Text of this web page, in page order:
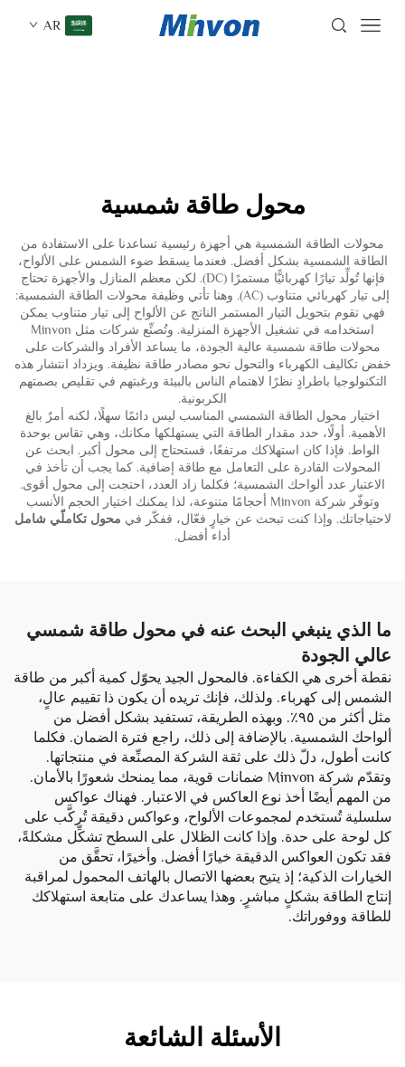
AR
محول طاقة شمسية
محولات الطاقة الشمسية هي أجهزة رئيسية تساعدنا على الاستفادة من
الطاقة الشمسية بشكل أفضل. فعندما يسقط ضوء الشمس على الألواح،
فإنها تُولِّد تيارًا كهربائيًّا مستمرًا (DC). لكن معظم المنازل والأجهزة تحتاج
إلى تيار كهربائي متناوب (AC). وهنا تأتي وظيفة محولات الطاقة الشمسية:
فهي تقوم بتحويل التيار المستمر الناتج عن الألواح إلى تيار متناوب يمكن
استخدامه في تشغيل الأجهزة المنزلية. وتُصنِّع شركات مثل Minvon
محولات طاقة شمسية عالية الجودة، ما يساعد الأفراد والشركات على
خفض تكاليف الكهرباء والتحول نحو مصادر طاقة نظيفة. ويزداد انتشار هذه
التكنولوجيا باطرادٍ نظرًا لاهتمام الناس بالبيئة ورغبتهم في تقليص بصمتهم
الكربونية.
اختيار محول الطاقة الشمسي المناسب ليس دائمًا سهلًا، لكنه أمرٌ بالغ
الأهمية. أولًا، حدد مقدار الطاقة التي يستهلكها مكانك، وهي تقاس بوحدة
الواط. فإذا كان استهلاكك مرتفعًا، فستحتاج إلى محول أكبر. ابحث عن
المحولات القادرة على التعامل مع طاقة إضافية. كما يجب أن تأخذ في
الاعتبار عدد ألواحك الشمسية؛ فكلما زاد العدد، احتجت إلى محول أقوى.
وتوفّر شركة Minvon أحجامًا متنوعة، لذا يمكنك اختيار الحجم الأنسب
لاحتياجاتك. وإذا كنت تبحث عن خيارٍ فعّال، ففكّر في محول تكاملّي شامل
أداء أفضل.
ما الذي ينبغي البحث عنه في محول طاقة شمسي
عالي الجودة
نقطة أخرى هي الكفاءة. فالمحول الجيد يحوّل كمية أكبر من طاقة
الشمس إلى كهرباء. ولذلك، فإنك تريده أن يكون ذا تقييم عالٍ،
مثل أكثر من ٩٥٪. وبهذه الطريقة، تستفيد بشكل أفضل من
ألواحك الشمسية. بالإضافة إلى ذلك، راجع فترة الضمان. فكلما
كانت أطول، دلّ ذلك على ثقة الشركة المصنِّعة في منتجاتها.
وتقدّم شركة Minvon ضمانات قوية، مما يمنحك شعورًا بالأمان.
من المهم أيضًا أخذ نوع العاكس في الاعتبار. فهناك عواكس
سلسلية تُستخدم لمجموعات الألواح، وعواكس دقيقة تُركَّب على
كل لوحة على حدة. وإذا كانت الظلال على السطح تشكِّل مشكلةً،
فقد تكون العواكس الدقيقة خيارًا أفضل. وأخيرًا، تحقَّق من
الخيارات الذكية؛ إذ يتيح بعضها الاتصال بالهاتف المحمول لمراقبة
إنتاج الطاقة بشكلٍ مباشرٍ. وهذا يساعدك على متابعة استهلاكك
للطاقة ووفوراتك.
الأسئلة الشائعة